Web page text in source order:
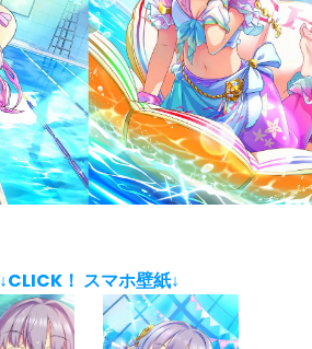
↓CLICK！ スマホ壁紙↓